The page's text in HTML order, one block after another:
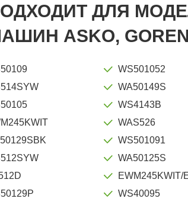
ДЛЯ
ASKO,
WS501052
WA50149S
WS4143B
WAS526
WS501091
WA50125S
EWM245KWIT/
WS40095